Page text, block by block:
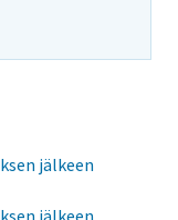
jälkeen
jälkeen